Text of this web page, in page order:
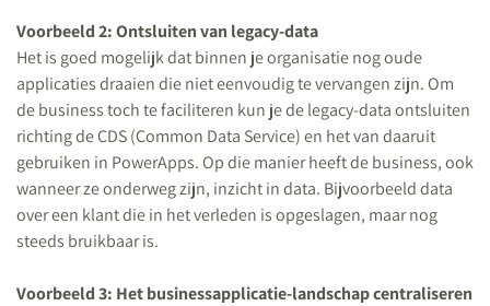
Voorbeeld 2: Ontsluiten van legacy-data
Het is goed mogelijk dat binnen je organisatie nog oude
applicaties draaien die niet eenvoudig te vervangen zijn. Om
de business toch te faciliteren kun je de legacy-data ontsluiten
richting de CDS (Common Data Service) en het van daaruit
gebruiken in PowerApps. Op die manier heeft de business, ook
wanneer ze onderweg zijn, inzicht in data. Bijvoorbeeld data
over een klant die in het verleden is opgeslagen, maar nog
steeds bruikbaar is.
Voorbeeld 3: Het businessapplicatie-landschap centraliseren